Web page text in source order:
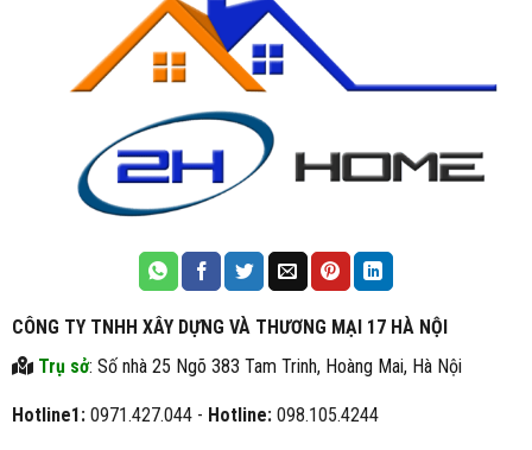
CÔNG TY TNHH XÂY DỰNG VÀ THƯƠNG MẠI 17 HÀ NỘI
Trụ sở: Số nhà 25 Ngõ 383 Tam Trinh, Hoàng Mai, Hà Nội
Hotline1:0971.427.044 - Hotline:098.105.4244